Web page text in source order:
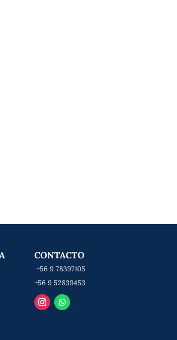
CONTACTO
+56 9 78397105
+56 9 52839453